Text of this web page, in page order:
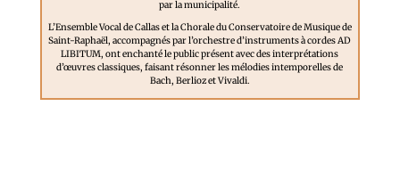
par la municipalité.
L’Ensemble Vocal de Callas et la Chorale du Conservatoire de Musique de
Saint-Raphaël, accompagnés par l’orchestre d’instruments à cordes AD
LIBITUM, ont enchanté le public présent avec des interprétations
d’œuvres classiques, faisant résonner les mélodies intemporelles de
Bach, Berlioz et Vivaldi.